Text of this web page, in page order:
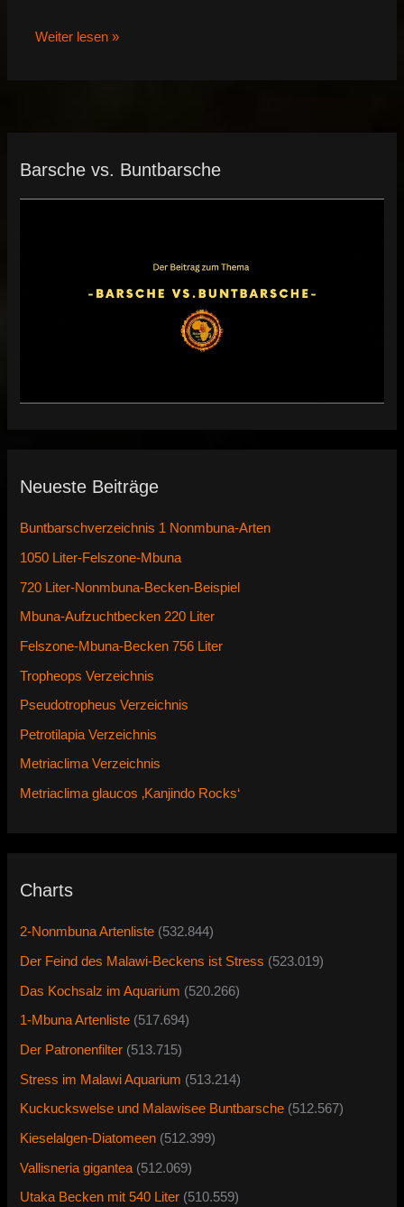
Weiter lesen »
Barsche vs. Buntbarsche
Neueste Beiträge
Buntbarschverzeichnis 1 Nonmbuna-Arten
1050 Liter-Felszone-Mbuna
720 Liter-Nonmbuna-Becken-Beispiel
Mbuna-Aufzuchtbecken 220 Liter
Felszone-Mbuna-Becken 756 Liter
Tropheops Verzeichnis
Pseudotropheus Verzeichnis
Petrotilapia Verzeichnis
Metriaclima Verzeichnis
Metriaclima glaucos ‚Kanjindo Rocks‘
Charts
2-Nonmbuna Artenliste (532.844)
Der Feind des Malawi-Beckens ist Stress (523.019)
Das Kochsalz im Aquarium (520.266)
1-Mbuna Artenliste (517.694)
Der Patronenfilter (513.715)
Stress im Malawi Aquarium (513.214)
Kuckuckswelse und Malawisee Buntbarsche (512.567)
Kieselalgen-Diatomeen (512.399)
Vallisneria gigantea (512.069)
Utaka Becken mit 540 Liter (510.559)